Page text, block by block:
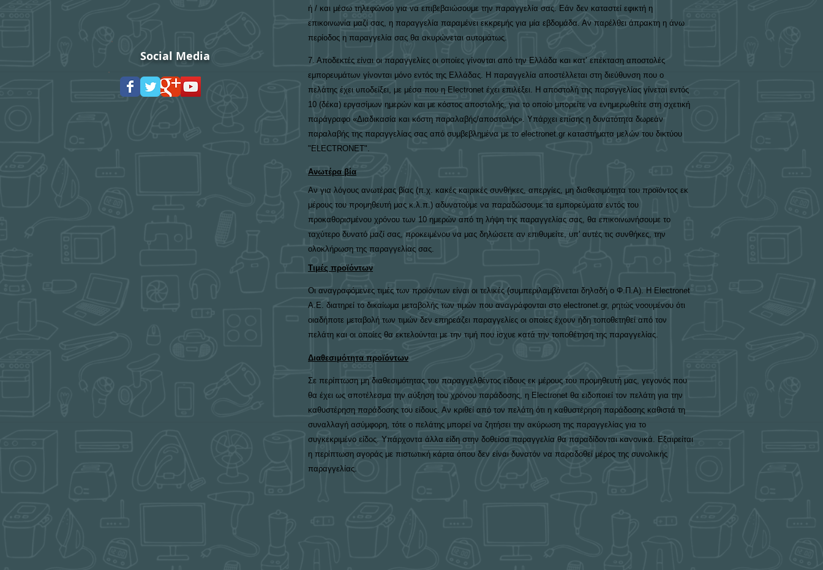
ή / και μέσω τηλεφώνου για να επιβεβαιώσουμε την παραγγελία σας. Εάν δεν καταστεί εφικτή η
επικοινωνία μαζί σας, η παραγγελία παραμένει εκκρεμής για μία εβδομάδα. Αν παρέλθει άπρακτη η άνω
περίοδος η παραγγελία σας θα ακυρώνεται αυτομάτως.
7. Αποδεκτές είναι οι παραγγελίες οι οποίες γίνονται από την Ελλάδα και κατ’ επέκταση αποστολές
εμπορευμάτων γίνονται μόνο εντός της Ελλάδας. Η παραγγελία αποστέλλεται στη διεύθυνση που ο
πελάτης έχει υποδείξει, με μέσα που η Electronet έχει επιλέξει. Η αποστολή της παραγγελίας γίνεται εντός
10 (δέκα) εργασίμων ημερών και με κόστος αποστολής, για το οποίο μπορείτε να ενημερωθείτε στη σχετική
παράγραφο «Διαδικασία και κόστη παραλαβής/αποστολής». Υπάρχει επίσης η δυνατότητα δωρεάν
παραλαβής της παραγγελίας σας από συμβεβλημένα με το electronet.gr καταστήματα μελών του δικτύου
"ELECTRONET".
Ανωτέρα βία
Αν για λόγους ανωτέρας βίας (π.χ. κακές καιρικές συνθήκες, απεργίες, μη διαθεσιμότητα του προϊόντος εκ
μέρους του προμηθευτή μας κ.λ.π.) αδυνατούμε να παραδώσουμε τα εμπορεύματα εντός του
προκαθορισμένου χρόνου των 10 ημερών από τη λήψη της παραγγελίας σας, θα επικοινωνήσουμε το
ταχύτερο δυνατό μαζί σας, προκειμένου να μας δηλώσετε αν επιθυμείτε, υπ' αυτές τις συνθήκες, την
ολοκλήρωση της παραγγελίας σας.
Τιμές προϊόντων
Οι αναγραφόμενες τιμές των προϊόντων είναι οι τελικές (συμπεριλαμβάνεται δηλαδή ο Φ.Π.Α). Η Electronet
A.E. διατηρεί το δικαίωμα μεταβολής των τιμών που αναγράφονται στο electronet.gr, ρητώς νοουμένου ότι
οιαδήποτε μεταβολή των τιμών δεν επηρεάζει παραγγελίες οι οποίες έχουν ήδη τοποθετηθεί από τον
πελάτη και οι οποίες θα εκτελούνται με την τιμή που ίσχυε κατά την τοποθέτηση της παραγγελίας.
Διαθεσιμότητα προϊόντων
Σε περίπτωση μη διαθεσιμότητας του παραγγελθέντος είδους εκ μέρους του προμηθευτή μας, γεγονός που
θα έχει ως αποτέλεσμα την αύξηση του χρόνου παράδοσης, η Electronet θα ειδοποιεί τον πελάτη για την
καθυστέρηση παράδοσης του είδους. Αν κριθεί από τον πελάτη ότι η καθυστέρηση παράδοσης καθιστά τη
συναλλαγή ασύμφορη, τότε ο πελάτης μπορεί να ζητήσει την ακύρωση της παραγγελίας για το
συγκεκριμένο είδος. Υπάρχοντα άλλα είδη στην δοθείσα παραγγελία θα παραδίδονται κανονικά. Εξαιρείται
η περίπτωση αγοράς με πιστωτική κάρτα όπου δεν είναι δυνατόν να παραδοθεί μέρος της συνολικής
παραγγελίας.
Social Media